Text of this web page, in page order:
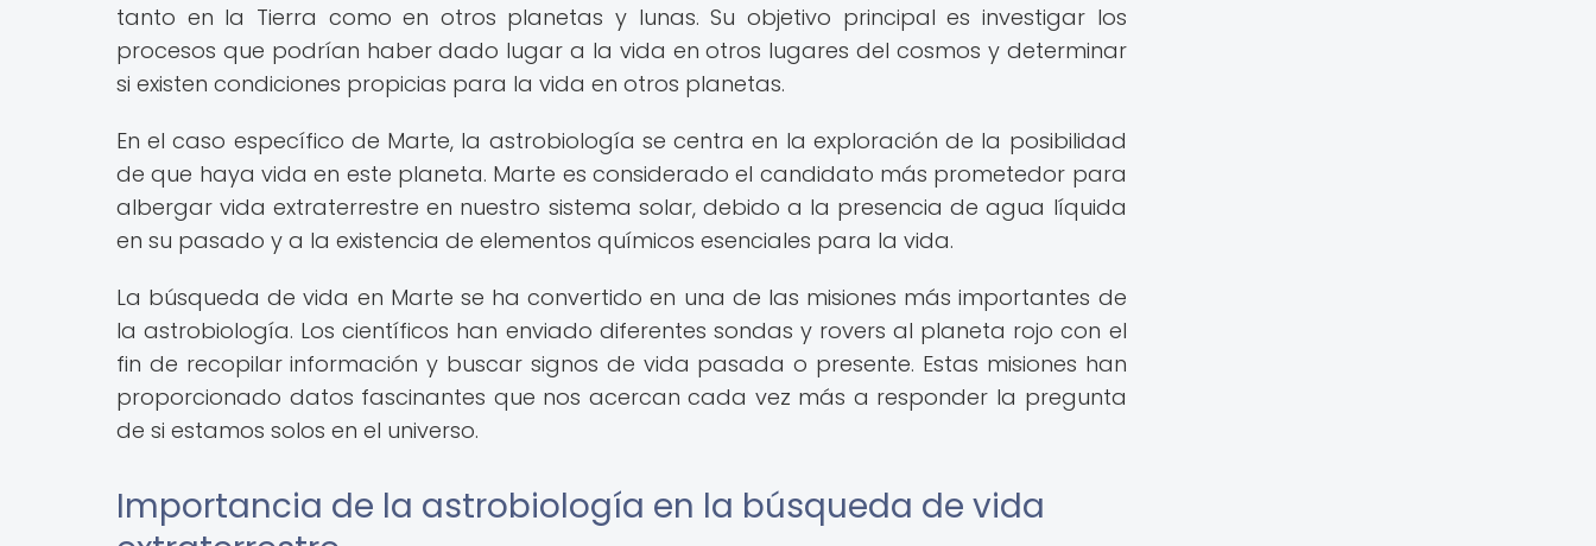
tanto en la Tierra como en otros planetas y lunas. Su objetivo principal es investigar los
procesos que podrían haber dado lugar a la vida en otros lugares del cosmos y determinar
si existen condiciones propicias para la vida en otros planetas.
En el caso específico de Marte, la astrobiología se centra en la exploración de la posibilidad
de que haya vida en este planeta. Marte es considerado el candidato más prometedor para
albergar vida extraterrestre en nuestro sistema solar, debido a la presencia de agua líquida
en su pasado y a la existencia de elementos químicos esenciales para la vida.
La búsqueda de vida en Marte se ha convertido en una de las misiones más importantes de
la astrobiología. Los científicos han enviado diferentes sondas y rovers al planeta rojo con el
fin de recopilar información y buscar signos de vida pasada o presente. Estas misiones han
proporcionado datos fascinantes que nos acercan cada vez más a responder la pregunta
de si estamos solos en el universo.
Importancia de la astrobiología en la búsqueda de vida